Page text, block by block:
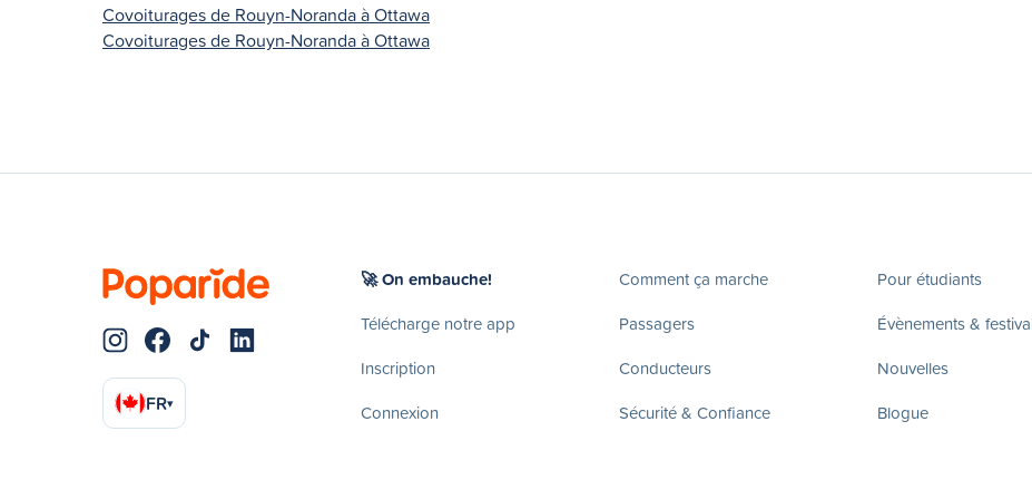
Covoiturages de Rouyn-Noranda à Ottawa
Covoiturages de Rouyn-Noranda à Ottawa
FR▾
🚀 On embauche!
Télécharge notre app
Inscription
Connexion
Comment ça marche
Passagers
Conducteurs
Sécurité & Confiance
Pour étudiants
Évènements &
Nouvelles
Blogue